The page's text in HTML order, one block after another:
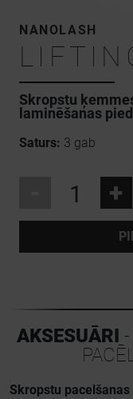
NANOLASH
Skropstu
laminēšanas
Saturs: 3 gab
+
AKSESUĀRI
Skropstu